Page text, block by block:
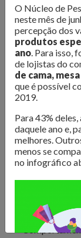
varejo da
resultado de
são divulgados
negócios da
books com
inspirar os
Confira as
Todos
O Núcleo de
neste mês de
percepção dos
produtos
ano. Para isso,
de lojistas do
de cama,
que é possível
2019.
Para 43% deles,
daquele ano e,
melhores.
menos se
no infográfico